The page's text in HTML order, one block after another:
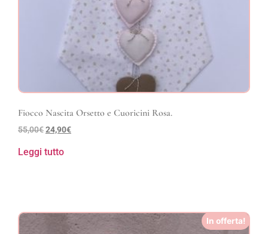
Fiocco Nascita Orsetto e Cuoricini Rosa.
55,00€24,90€
Leggi tutto
In offerta!